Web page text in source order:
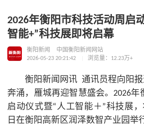
2026年衡阳市科技活动周启
智能+”科技展即将启幕
衡阳新闻
中国衡阳新闻网站
2026-05-23 20:21:42
浏览量：12.23万+
衡阳新闻网讯 通讯员程向阳
奔涌，雁城再迎智慧盛会。2026年
启动仪式暨“人工智能＋”科技展
日在衡阳高新区润泽数智产业园举